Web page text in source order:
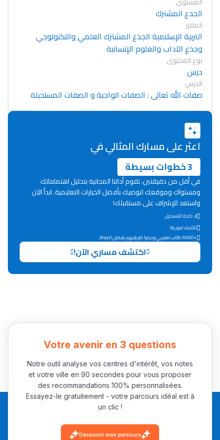
Lycée Maroc
Collège au Maroc
Interviews/Vidéos
+ de 89 Interviews/Vidéos
دليل المهن
الجدع المشترك
المقرر
التربية الإسلامية الجذع المشترك العلمي والتكنولوجي
وجذع الآداب والعلوم الإنسانية
نوع المحتوى
درس
الدرس
صفات الله تعالى : الصفات الواجبة و الصفات المستحيلة
اعثر على مسارك المثالي في
3 خطوات بسيطة
في أقل من دقيقتين، تقوم أداتنا المجانية بتحليل اهتماماتك
ومستواك وموقعك لتوصيك بأفضل الخيارات التعليمية. ابدأ الآن
واستعد للإشراف على مستقبلك!
لا حاجة للتسجيل
نتائجك فورية!
+5000 طالب مغربي وجدوا طريقهم بفضل 9rayti.
اكتشف مساري الآن!
Votre avenir en 3 questions
Notre outil analyse vos centres d'intérêt, vos notes
et votre ville en 90 secondes pour vous proposer
des recommandations 100% personnalisées.
Essayez-le gratuitement - votre parcours idéal est à
un clic !
Découvrir mon parcours